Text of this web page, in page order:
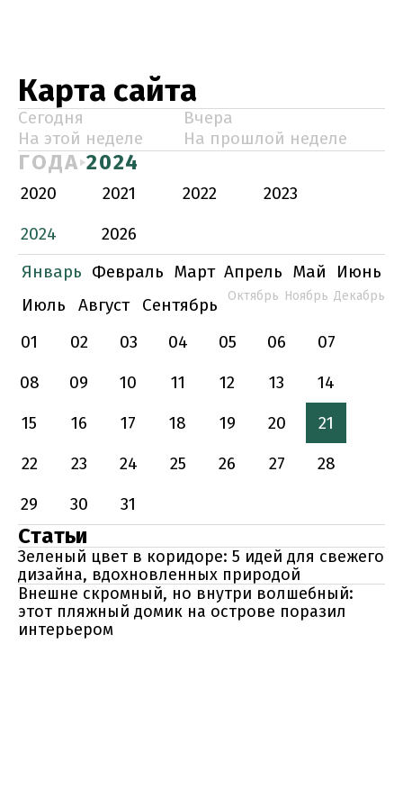
Карта сайта
Сегодня
Вчера
На этой неделе
На прошлой неделе
ГОДА 2024
2020 2021 2022
2023
2024
2026
Январь Февраль Март Апрель Май
Июнь
Июль
Август Сентябрь Октябрь Ноябрь Декабрь
01 02 03 04 05 06
07
08
09 10 11 12 13
14
15
16 17 18 19 20
21
22
23 24 25 26 27
28
29
30 31
Статьи
Зеленый цвет в коридоре: 5 идей для свежего
дизайна, вдохновленных природой
Внешне скромный, но внутри волшебный:
этот пляжный домик на острове поразил
интерьером